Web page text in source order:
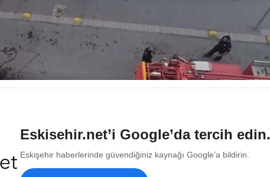
Eskisehir.net’i Google’da tercih edin.
Eskişehir haberlerinde güvendiğiniz kaynağı Google’a bildirin.